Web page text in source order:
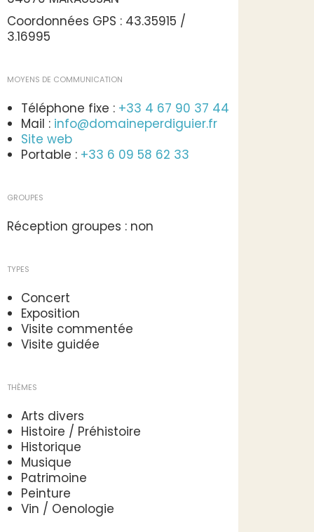
Coordonnées GPS : 43.35915 /
3.16995
MOYENS DE COMMUNICATION
Téléphone fixe : +33 4 67 90 37 44
Mail : info@domaineperdiguier.fr
Site web
Portable : +33 6 09 58 62 33
GROUPES
Réception groupes : non
TYPES
Concert
Exposition
Visite commentée
Visite guidée
THÈMES
Arts divers
Histoire / Préhistoire
Historique
Musique
Patrimoine
Peinture
Vin / Oenologie